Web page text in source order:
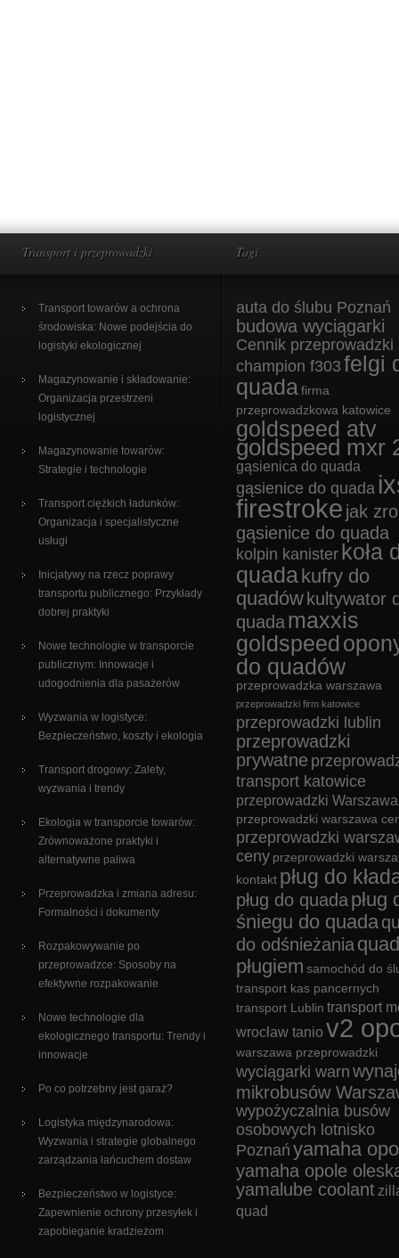
Transport i przeprowadzki
Transport towarów a ochrona
środowiska: Nowe podejścia do
logistyki ekologicznej
Magazynowanie i składowanie:
Organizacja przestrzeni
logistycznej
Magazynowanie towarów:
Strategie i technologie
Transport ciężkich ładunków:
Organizacja i specjalistyczne
usługi
Inicjatywy na rzecz poprawy
transportu publicznego: Przykłady
dobrej praktyki
Nowe technologie w transporcie
publicznym: Innowacje i
udogodnienia dla pasażerów
Wyzwania w logistyce:
Bezpieczeństwo, koszty i ekologia
Transport drogowy: Zalety,
wyzwania i trendy
Ekologia w transporcie towarów:
Zrównoważone praktyki i
alternatywne paliwa
Przeprowadzka i zmiana adresu:
Formalności i dokumenty
Rozpakowywanie po
przeprowadzce: Sposoby na
efektywne rozpakowanie
Nowe technologie dla
ekologicznego transportu: Trendy i
innowacje
Po co potrzebny jest garaż?
Logistyka międzynarodowa:
Wyzwania i strategie globalnego
zarządzania łańcuchem dostaw
Bezpieczeństwo w logistyce:
Zapewnienie ochrony przesyłek i
zapobieganie kradzieżom
Tagi
auta do ślubu Poznań
budowa wyciągarki
Cennik przeprowadzki
champion f303 felgi
quada firma
przeprowadzkowa katowice
goldspeed atv
goldspeed mxr
gąsienica do quada
gąsienice do quada
firestroke jak
gąsienice do quada
kolpin kanister koła
quada kufry do
quadów kultywator
quada maxxis
goldspeed
do quadów
przeprowadzka warszawa
przeprowadzki firm katowice
przeprowadzki lublin
przeprowadzki
prywatne
transport katowice
przeprowadzki Warszawa
przeprowadzki warszawa
przeprowadzki
ceny przeprowadzki
kontakt pług do
pług do quada pług
śniegu do quada
do odśnieżania
pługiem samochód do
transport kas pancernych
transport Lublin transport
wrocław tanio v2
warszawa przeprowadzki
wyciągarki warn
mikrobusów
wypożyczalnia busów
osobowych lotnisko
Poznań yamaha
yamaha opole
yamalube coolant
quad